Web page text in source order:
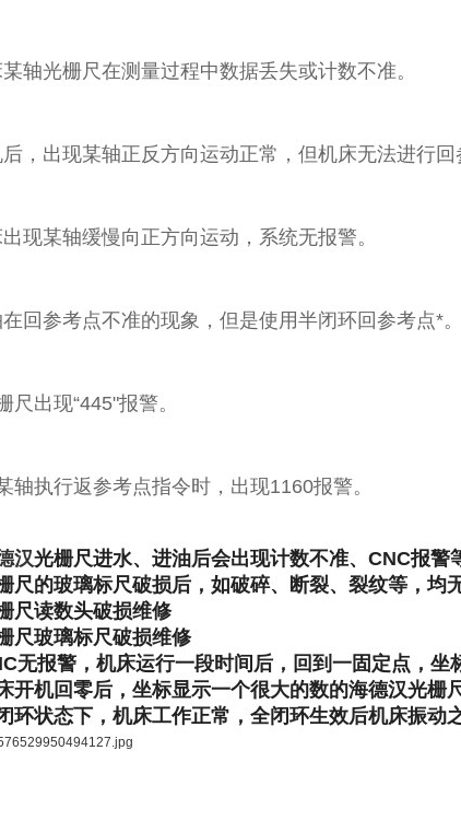
轴光栅尺在测量过程中数据丢失或计数不准。
，出现某轴正反方向运动正常，但机床无法进行回
现某轴缓慢向正方向运动，系统无报警。
回参考点不准的现象，但是使用半闭环回参考点*。
尺出现“445"报警。
轴执行返参考点指令时，出现1160报警。
汉光栅尺进水、进油后会出现计数不准、 CNC报警
尺的玻璃标尺破损后，如破碎、断裂、裂纹等，均
尺读数头破损维修
尺玻璃标尺破损维修
无报警，机床运行一段时间后，回到一固定点，坐
开机回零后，坐标显示一个很大的数的海德汉光栅
环状态下，机床工作正常，全闭环生效后机床振动